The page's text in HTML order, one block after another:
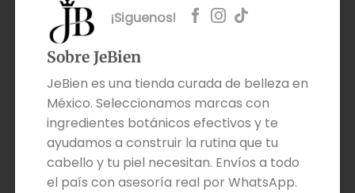
¡Siguenos!
Sobre JeBien
JeBien es una tienda curada de belleza en
México. Seleccionamos marcas con
ingredientes botánicos efectivos y te
ayudamos a construir la rutina que tu
cabello y tu piel necesitan. Envíos a todo
el país con asesoría real por WhatsApp.